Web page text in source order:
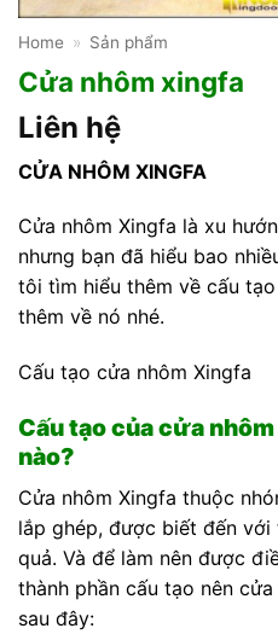
Home » Sản phẩm
Cửa nhôm xingfa
Liên hệ
CỬA NHÔM XINGFA
Cửa nhôm Xingfa là xu
nhưng bạn đã hiểu bao
tôi tìm hiểu thêm về cấu
thêm về nó nhé.
Cấu tạo cửa nhôm Xingfa
Cấu tạo của cửa
nào?
Cửa nhôm Xingfa thuộc
lắp ghép, được biết đến với
quả. Và để làm nên được
thành phần cấu tạo nên
sau đây: